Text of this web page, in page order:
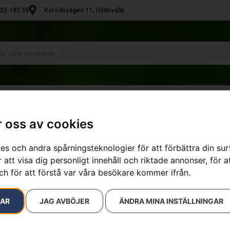
oss av cookies
och andra spårningsteknologier för att förbättra din
visa dig personligt innehåll och riktade annonser, för
för att förstå var våra besökare kommer ifrån.
JAG AVBÖJER ÄNDRA MINA INSTÄLLNINGAR
185 55 Kurödsvägen 11, Uddevalla